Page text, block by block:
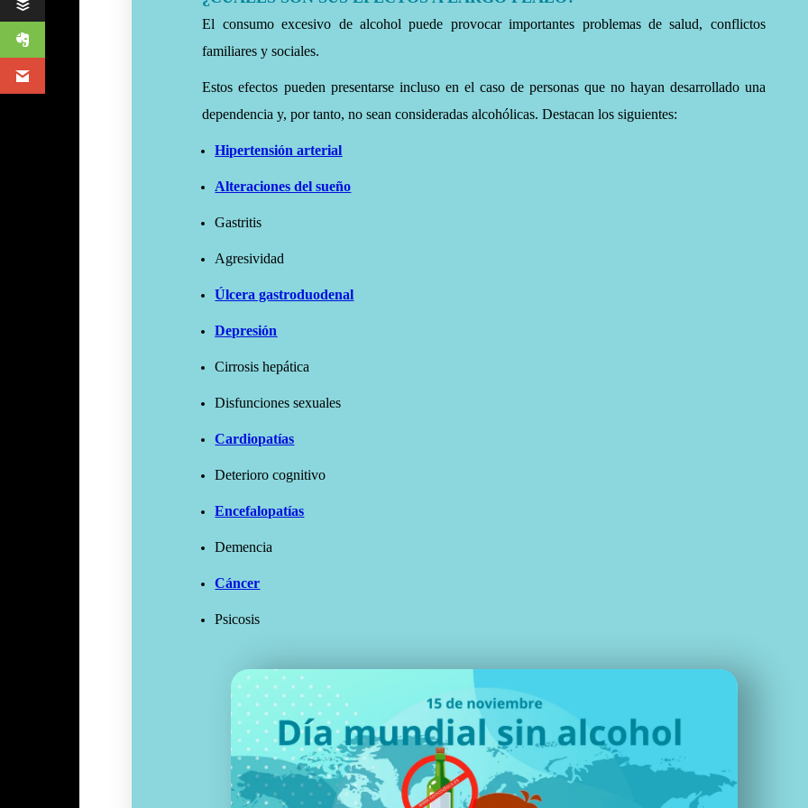
El consumo excesivo de alcohol puede provocar importantes problemas de salud, conflictos
familiares y sociales.
Estos efectos pueden presentarse incluso en el caso de personas que no hayan desarrollado una
dependencia y, por tanto, no sean consideradas alcohólicas. Destacan los siguientes:
Hipertensión arterial
Alteraciones del sueño
Gastritis
Agresividad
Úlcera gastroduodenal
Depresión
Cirrosis hepática
Disfunciones sexuales
Cardiopatías
Deterioro cognitivo
Encefalopatías
Demencia
Cáncer
Psicosis